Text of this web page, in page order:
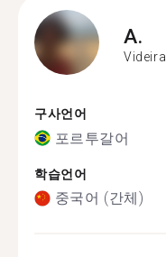
A.
Videira
구사언어
포르투갈어
학습언어
중국어 (간체)